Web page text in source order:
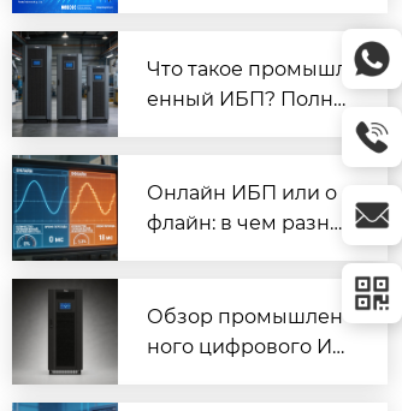
и СНЭ (стенд 16E84)
| Prostar
Что такое промышл
енный ИБП? Полно
ию | Prostar
Онлайн ИБП или о
флайн: в чем разни
Обзор промышлен
ного цифрового ИБ